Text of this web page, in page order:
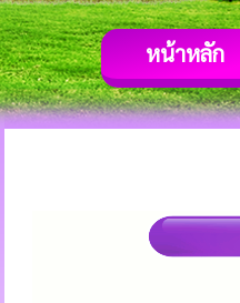
หน้าหลัก